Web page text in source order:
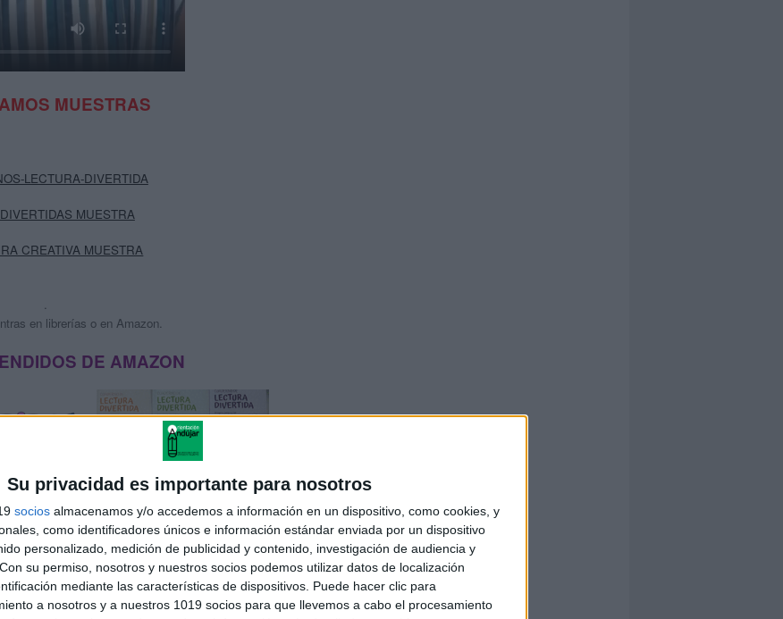
Su privacidad es importante para nosotros
socios almacenamos y/o accedemos a información en un dispositivo, como cookies, y
como identificadores únicos e información estándar enviada por un dispositivo
personalizado, medición de publicidad y contenido, investigación de audiencia y
Con su permiso, nosotros y nuestros socios podemos utilizar datos de localización
mediante las características de dispositivos. Puede hacer clic para
a nosotros y a nuestros 1019 socios para que llevemos a cabo el procesamiento
MUESTRAS
LECTURA-DIVERTIDA
MUESTRA
CREATIVA MUESTRA
.
en librerías o en Amazon.
DE AMAZON